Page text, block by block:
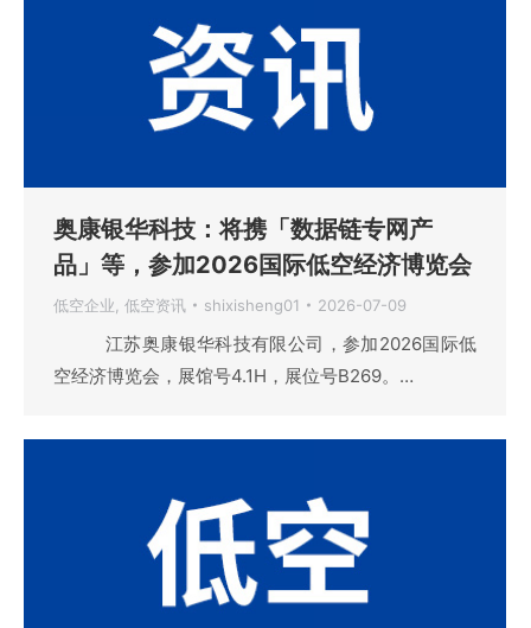
奥康银华科技：将携「数据链专网产
品」等，参加2026国际低空经济博览会
低空企业, 低空资讯 shixisheng01 2026-07-09
江苏奥康银华科技有限公司，参加2026国际低
空经济博览会，展馆号4.1H，展位号B269。…